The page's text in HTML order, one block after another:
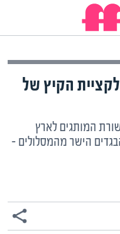
הקיץ של
המותגים לארץ
הישר מהמסלולים –